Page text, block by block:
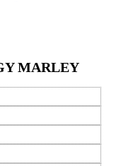
MARLEY